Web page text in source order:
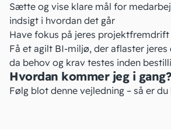
Sætte og vise klare mål for
indsigt i hvordan det går
Have fokus på jeres projektfremdrift
Få et agilt BI-miljø, der aflaster jeres
da behov og krav testes inden
Hvordan kommer jeg i gang?
Følg blot denne vejledning – så er